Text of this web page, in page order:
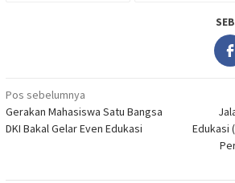
Navigasi
pos
Pos sebelumnya
Gerakan Mahasiswa Satu Bangsa
DKI Bakal Gelar Even Edukasi
Edukasi